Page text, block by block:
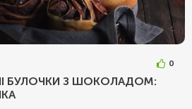
0
БУЛОЧКИ З ШОКОЛАДОМ: